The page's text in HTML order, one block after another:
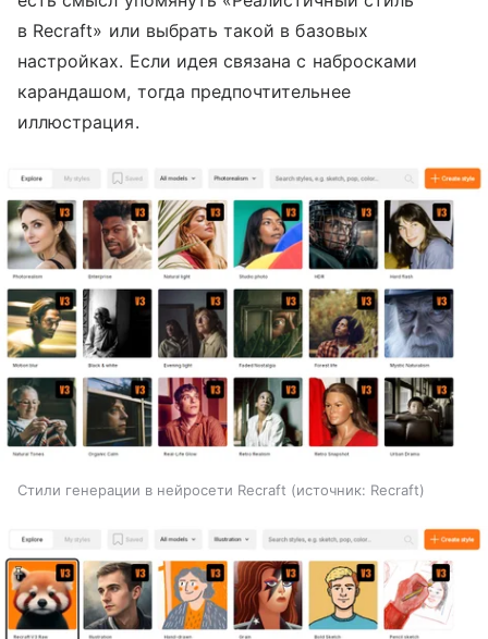
в Recraft» или выбрать такой в базовых
настройках. Если идея связана с набросками
карандашом, тогда предпочтительнее
иллюстрация.
Стили генерации в нейросети Recraft источник: Recraft